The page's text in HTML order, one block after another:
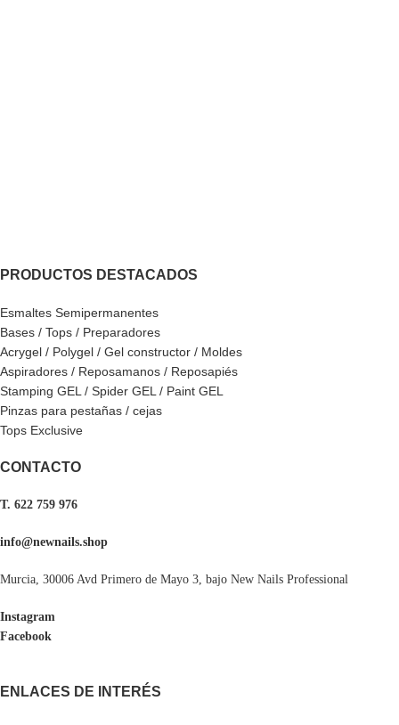
PRODUCTOS DESTACADOS
Esmaltes Semipermanentes
Bases / Tops / Preparadores
Acrygel / Polygel / Gel constructor / Moldes
Aspiradores / Reposamanos / Reposapiés
Stamping GEL / Spider GEL / Paint GEL
Pinzas para pestañas / cejas
Tops Exclusive
CONTACTO
T. 622 759 976
info@newnails.shop
Murcia, 30006 Avd Primero de Mayo 3, bajo New Nails Professional
Instagram
Facebook
ENLACES DE INTERÉS